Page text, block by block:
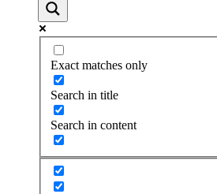
Exact matches only
Search in title
Search in content